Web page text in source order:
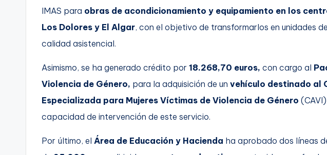
IMAS para obras de acondicionamiento y equipamiento en los
Los Dolores y El Algar, con el objetivo de transformarlos en unidades
calidad asistencial.
Asimismo, se ha generado crédito por 18.268,70 euros, con cargo al
Violencia de Género, para la adquisición de un vehículo destinado al
Especializada para Mujeres Víctimas de Violencia de Género
capacidad de intervención de este servicio.
Por último, el Área de Educación y Hacienda ha aprobado dos líneas